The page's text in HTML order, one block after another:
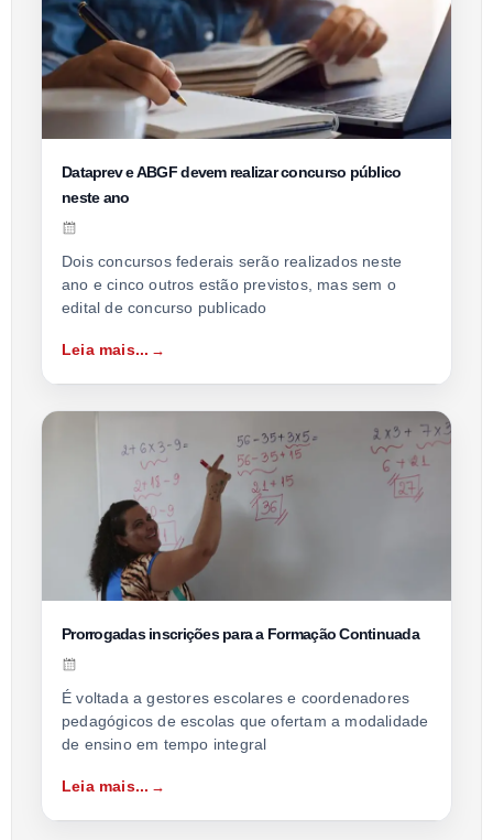
Dataprev e ABGF devem realizar concurso público
neste ano
Dois concursos federais serão realizados neste
ano e cinco outros estão previstos, mas sem o
edital de concurso publicado
Leia mais...
Prorrogadas inscrições para a Formação Continuada
É voltada a gestores escolares e coordenadores
pedagógicos de escolas que ofertam a modalidade
de ensino em tempo integral
Leia mais...